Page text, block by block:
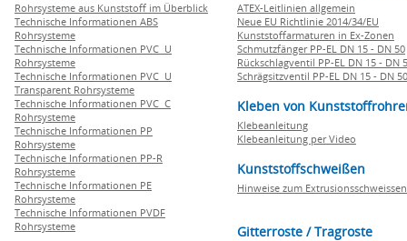
Rohrsysteme aus Kunststoff im Überblick
Technische Informationen ABS
Rohrsysteme
Technische Informationen PVC U
Rohrsysteme
Technische Informationen PVC U
Transparent Rohrsysteme
Technische Informationen PVC C
Rohrsysteme
Technische Informationen PP
Rohrsysteme
Technische Informationen PP-R
Rohrsysteme
Technische Informationen PE
Rohrsysteme
Technische Informationen PVDF
Rohrsysteme
ATEX-Leitlinien allgemein
Neue EU Richtlinie 2014/34/EU
Kunststoffarmaturen in Ex-Zonen
Schmutzfänger PP-EL DN 15 - DN 50
Rückschlagventil PP-EL DN 15 - DN
Schrägsitzventil PP-EL DN 15 - DN 50
Kleben von
Klebeanleitung
Klebeanleitung per Video
Kunststoffschweißen
Hinweise zum Extrusionsschweissen
Gitterroste / Tragroste